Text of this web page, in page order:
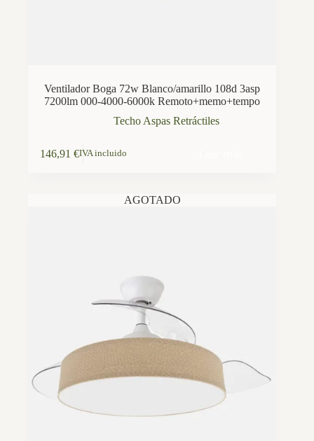
Ventilador Boga 72w Blanco/amarillo 108d 3asp
7200lm 000-4000-6000k Remoto+memo+tempo
Techo Aspas Retráctiles
146,91 €IVA incluido
AGOTADO